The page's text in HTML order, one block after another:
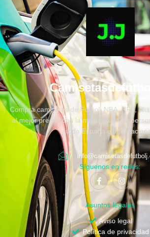
Compra camisetas de Fútbol, NBA, NFL,
al mejor precio, con la mejor atención
toda España e
Síguenos en redes:
Asuntos legales
Aviso legal
Política de privacidad